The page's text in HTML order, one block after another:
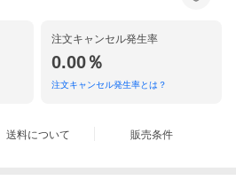
注文キャンセル発生率
0.00％
注文キャンセル発生率とは？
送料について 販売条件